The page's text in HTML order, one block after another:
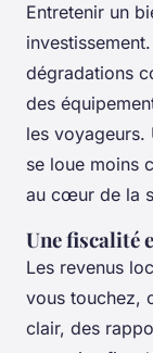
Entretenir un
dégradations
des
les
se loue moins
au cœur de la
Une fiscalité
Les revenus
vous touchez,
clair, des